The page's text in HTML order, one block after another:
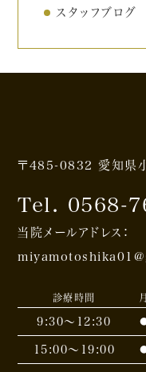
スタッフブログ
〒485-0832 愛知県
Tel. 0568-
当院メールアドレス：
診療時間 月
9:30〜12:30
15:00〜19:00